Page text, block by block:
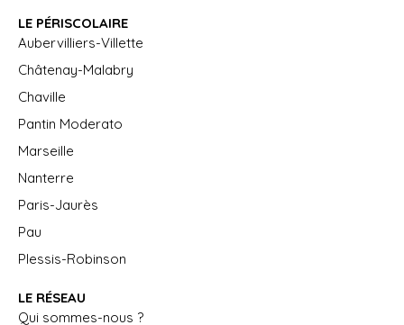
LE PÉRISCOLAIRE
Aubervilliers-Villette
Châtenay-Malabry
Chaville
Pantin Moderato
Marseille
Nanterre
Paris-Jaurès
Pau
Plessis-Robinson
LE RÉSEAU
Qui sommes-nous ?